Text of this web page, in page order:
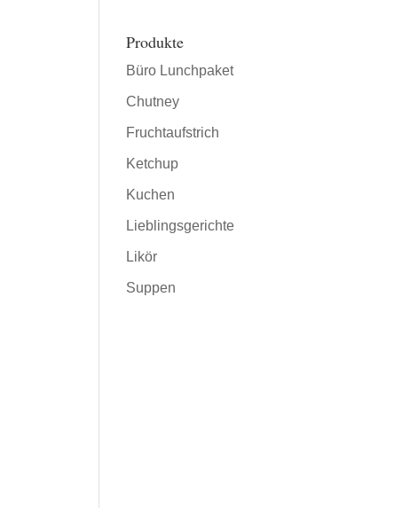
Produkte
Büro Lunchpaket
Chutney
Fruchtaufstrich
Ketchup
Kuchen
Lieblingsgerichte
Likör
Suppen